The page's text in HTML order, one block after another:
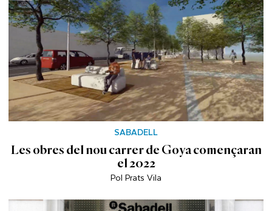
SABADELL
Les obres del nou carrer de Goya començaran
el 2022
Pol Prats Vila